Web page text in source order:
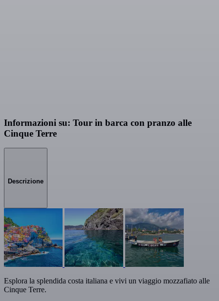
Informazioni su: Tour in barca con pranzo alle
Cinque Terre
Descrizione
Esplora la splendida costa italiana e vivi un viaggio mozzafiato alle
Cinque Terre.